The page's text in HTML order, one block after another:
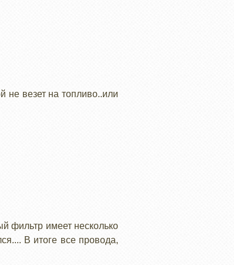
не везет на топливо..или
фильтр имеет несколько
В итоге все провода,